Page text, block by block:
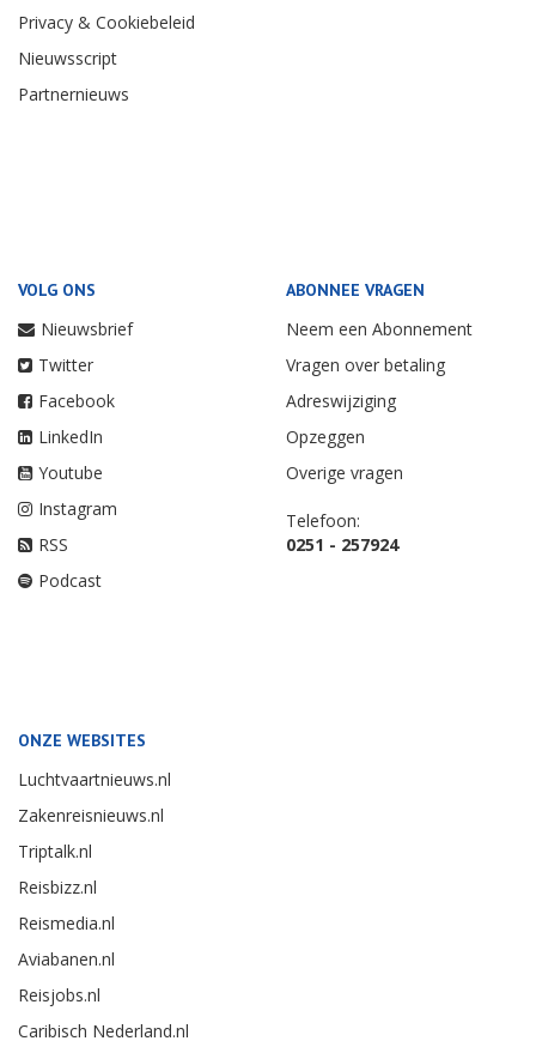
Privacy & Cookiebeleid
Nieuwsscript
Partnernieuws
VOLG ONS
Nieuwsbrief
Twitter
Facebook
LinkedIn
Youtube
Instagram
RSS
Podcast
ABONNEE VRAGEN
Neem een Abonnement
Vragen over betaling
Adreswijziging
Opzeggen
Overige vragen
Telefoon:
0251 - 257924
ONZE WEBSITES
Luchtvaartnieuws.nl
Zakenreisnieuws.nl
Triptalk.nl
Reisbizz.nl
Reismedia.nl
Aviabanen.nl
Reisjobs.nl
Caribisch Nederland.nl